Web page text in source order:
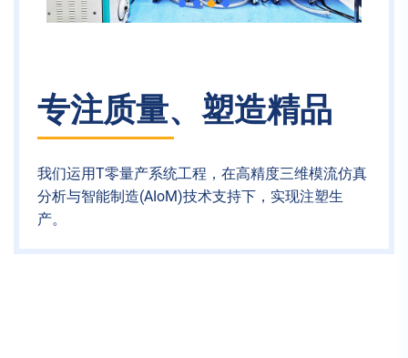
专注质量、塑造精品
我们运用T零量产系统工程，在高精度三维模流仿真
分析与智能制造(AIoM)技术支持下，实现注塑生
产。